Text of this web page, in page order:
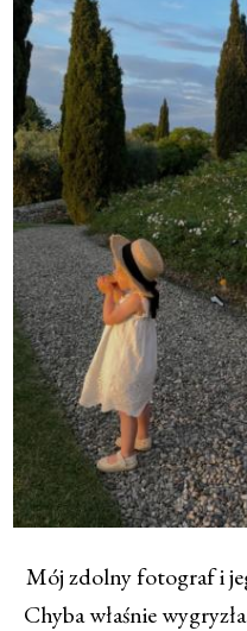
Mój zdolny fotograf i
Chyba właśnie